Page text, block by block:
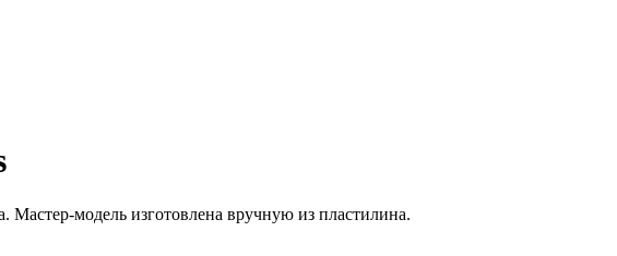
Мастер-модель изготовлена ​​вручную из пластилина.